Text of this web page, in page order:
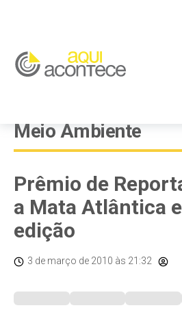
Meio Ambiente
Prêmio de
a Mata Atlântica
edição
3 de março de 2010 às 21:32